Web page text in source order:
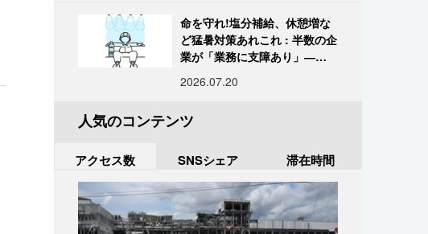
命を守れ!塩分補給、休憩増な
ど猛暑対策あれこれ : 半数の企
業が「業務に支障あり」―帝
2026.07.20
人気のコンテンツ
アクセス数 SNSシェア 滞在時間